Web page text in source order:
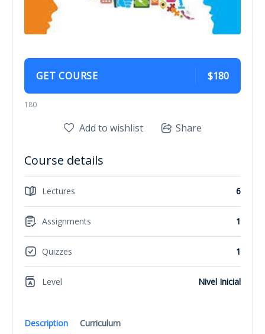
Description Curriculum
GET COURSE $180
180
Add to wishlist Share
Course details
Lectures 6
Assignments 1
Quizzes 1
Level Nivel Inicial